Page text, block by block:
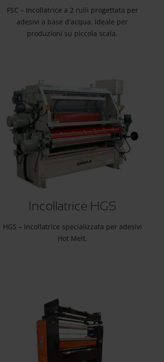
FSC – Incollatrice a 2 rulli progettata per
adesivi a base d'acqua. Ideale per
produzioni su piccola scala.
Incollatrice HGS
HGS – Incollatrice specializzata per adesivi
Hot Melt.